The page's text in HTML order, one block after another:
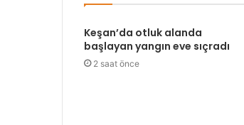
Keşan’da otluk alanda
başlayan yangın eve sıçradı
2 saat önce